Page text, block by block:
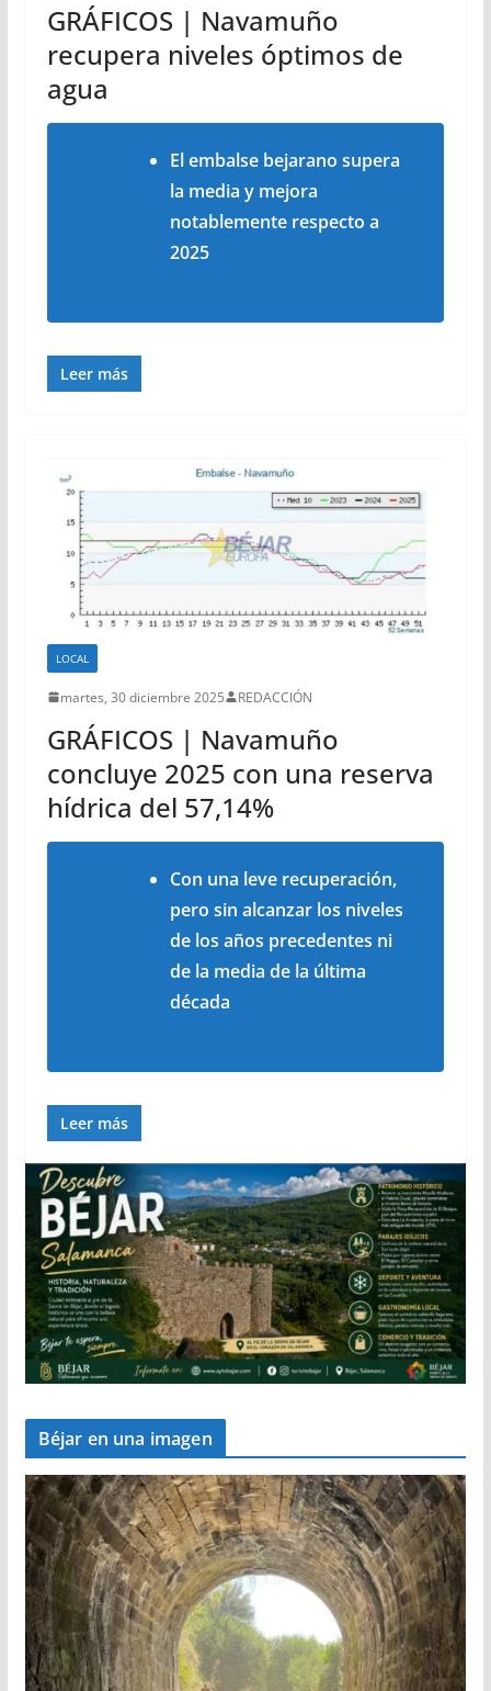
GRÁFICOS | Navamuño
recupera niveles óptimos de
agua
El embalse bejarano supera
la media y mejora
notablemente respecto a
2025
Leer más
LOCAL
martes, 30 diciembre 2025 REDACCIÓN
GRÁFICOS | Navamuño
concluye 2025 con una reserva
hídrica del 57,14%
Con una leve recuperación,
pero sin alcanzar los niveles
de los años precedentes ni
de la media de la última
década
Leer más
Béjar en una imagen